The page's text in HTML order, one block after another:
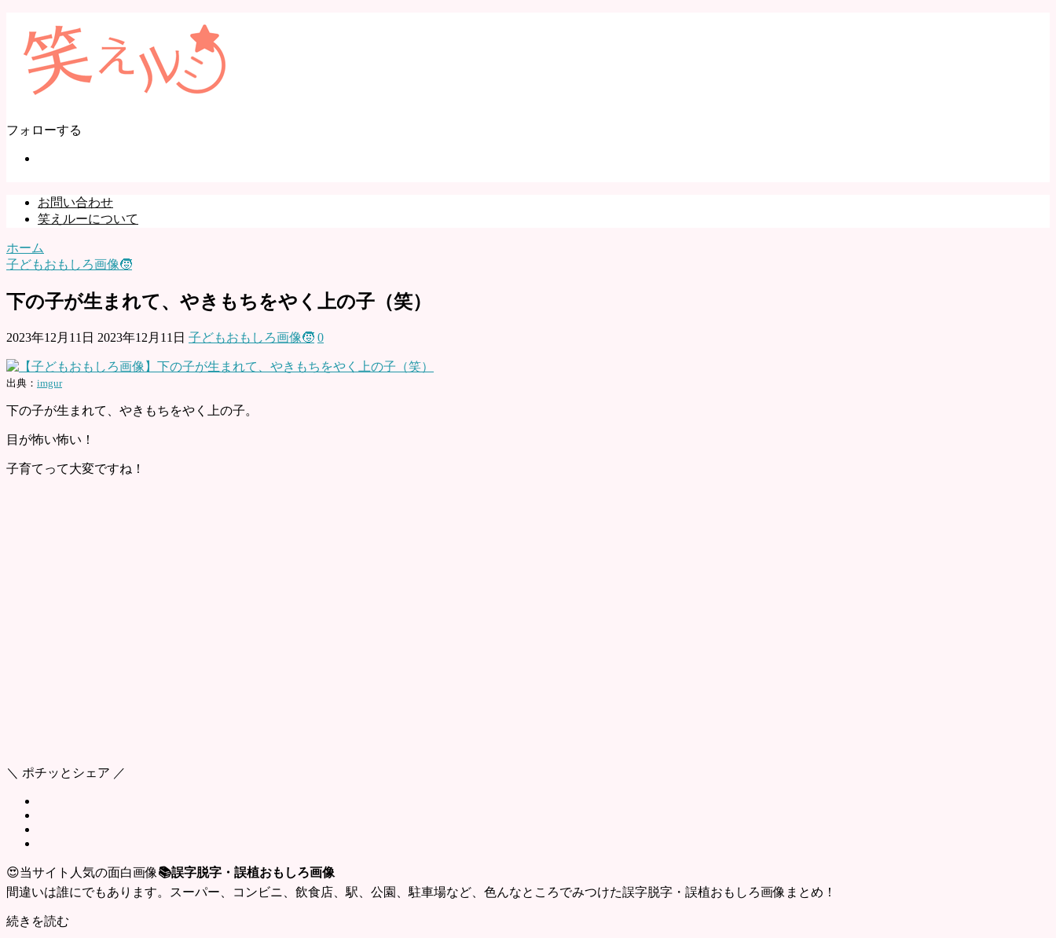
フォローする
お問い合わせ
笑えルーについて
ホーム
子どもおもしろ画像🧒
下の子が生まれて、やきもちをやく上の子（笑）
2023年12月11日 2023年12月11日 子どもおもしろ画像🧒 0
出典： imgur
下の子が生まれて、やきもちをやく上の子。
目が怖い怖い！
子育てって大変ですね！
＼ ポチッとシェア ／
😍当サイト人気の面白画像📚誤字脱字・誤植おもしろ画像
間違いは誰にでもあります。スーパー、コンビニ、飲食店、駅、公園、駐車場など、色んなところでみつけた誤字脱字・誤植おもしろ画像まとめ！
続きを読む